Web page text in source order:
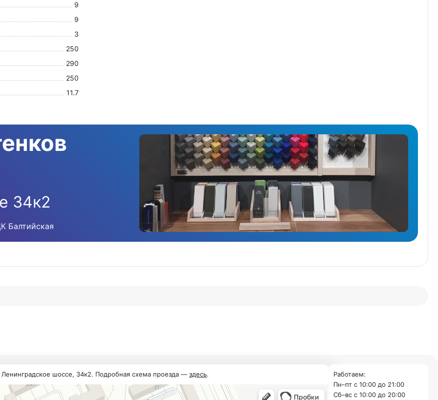
9
9
3
250
290
250
11.7
34к2
Балтийская
шоссе, 34к2. Подробная схема проезда — здесь.
Работаем:
Пн–пт с 10:00 до 21:00
Cб–вс с 10:00 до 20:00